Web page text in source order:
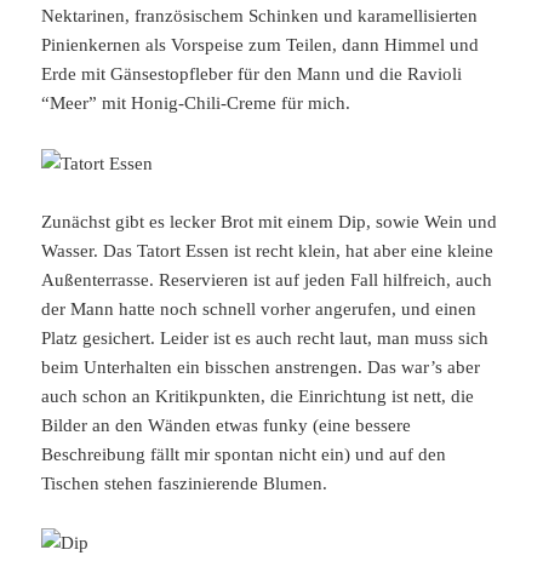
Nektarinen, französischem Schinken und karamellisierten
Pinienkernen als Vorspeise zum Teilen, dann Himmel und
Erde mit Gänsestopfleber für den Mann und die Ravioli
“Meer” mit Honig-Chili-Creme für mich.
Zunächst gibt es lecker Brot mit einem Dip, sowie Wein und
Wasser. Das Tatort Essen ist recht klein, hat aber eine kleine
Außenterrasse. Reservieren ist auf jeden Fall hilfreich, auch
der Mann hatte noch schnell vorher angerufen, und einen
Platz gesichert. Leider ist es auch recht laut, man muss sich
beim Unterhalten ein bisschen anstrengen. Das war’s aber
auch schon an Kritikpunkten, die Einrichtung ist nett, die
Bilder an den Wänden etwas funky (eine bessere
Beschreibung fällt mir spontan nicht ein) und auf den
Tischen stehen faszinierende Blumen.